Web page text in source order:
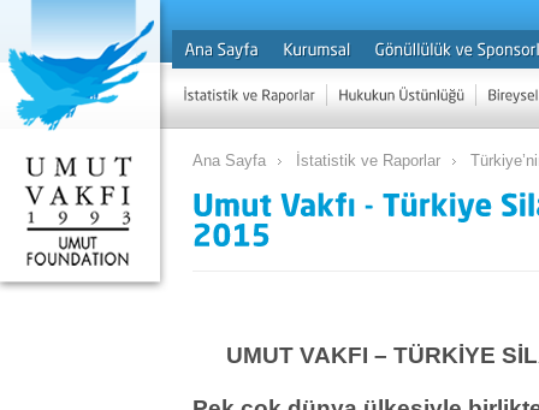
Ana Sayfa İstatistik ve Raporlar
UMUT VAKFI – TÜRKİYE